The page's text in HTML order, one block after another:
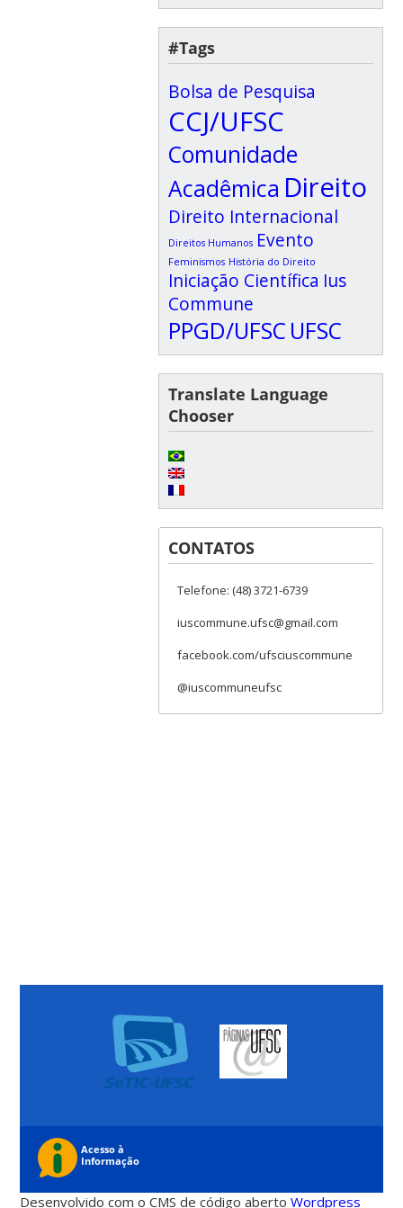
#Tags
Bolsa de Pesquisa
CCJ/UFSC
Comunidade
Acadêmica Direito
Direito Internacional
Direitos Humanos Evento
Feminismos História do Direito
Iniciação Científica Ius
Commune
PPGD/UFSC UFSC
Translate Language
Chooser
CONTATOS
Telefone: (48) 3721-6739
iuscommune.ufsc@gmail.com
facebook.com/ufsciuscommune
@iuscommuneufsc
Desenvolvido com o CMS de código abertoWordpress